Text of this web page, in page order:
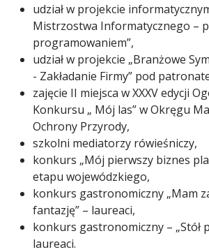
udział w projekcie
Mistrzostwa Informatycznego –
programowaniem”,
udział w projekcie „Branżowe
- Zakładanie Firmy” pod
zajęcie II miejsca w XXXV edycji
Konkursu „ Mój las” w Okręgu
Ochrony Przyrody,
szkolni mediatorzy rówieśniczy,
konkurs „Mój pierwszy biznes
etapu wojewódzkiego,
konkurs gastronomiczny „Mam
fantazję” – laureaci,
konkurs gastronomiczny – „Stół
laureaci.